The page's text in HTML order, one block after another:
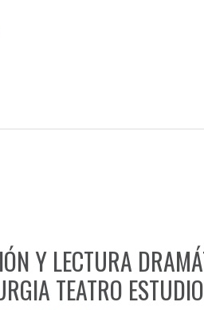
Y LECTURA
TEATRO ESTUDIO